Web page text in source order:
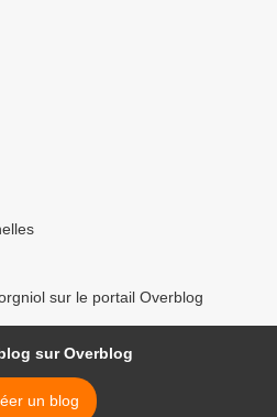
sur le portail Overblog
sur Overblog
un blog